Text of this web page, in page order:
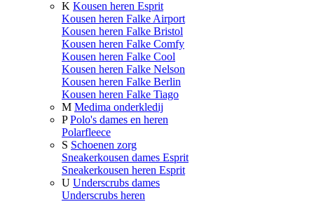
K Kousen heren Esprit
Kousen heren Falke Airport
Kousen heren Falke Bristol
Kousen heren Falke Comfy
Kousen heren Falke Cool
Kousen heren Falke Nelson
Kousen heren Falke Berlin
Kousen heren Falke Tiago
M Medima onderkledij
P Polo's dames en heren
Polarfleece
S Schoenen zorg
Sneakerkousen dames Esprit
Sneakerkousen heren Esprit
U Underscrubs dames
Underscrubs heren